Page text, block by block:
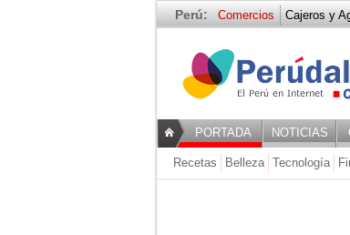
Perú: Comercios Cajeros y
Recetas
PORTADA NOTICIAS
Recetas Belleza Tecnología